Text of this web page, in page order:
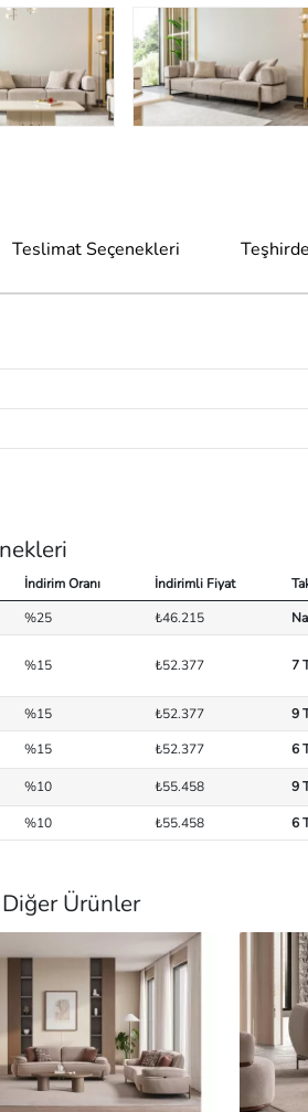
Teslimat Seçenekleri
İndirim Oranı İndirimli Fiyat
%25 ₺46.215
%15 ₺52.377 7
%15 ₺52.377 9
%15 ₺52.377 6
%10 ₺55.458 9
%10 ₺55.458 6
Diğer Ürünler